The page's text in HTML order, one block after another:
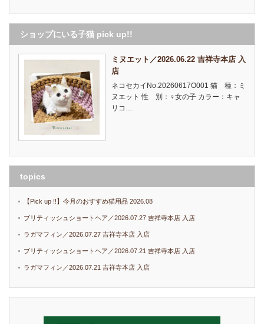
ショップにいる子猫 pick up!!
ミヌエット／2026.06.22 吉祥寺本店 入
店
ネコセカイNo.20260617O001 猫 種：ミ
ヌエット 性 別：♀女の子 カラー：キャ
リコ…
topics
【Pick up !!】今月のおすすめ猫用品 2026.08
ブリティッシュショートヘア／2026.07.27 吉祥寺本店 入店
ラガマフィン／2026.07.27 吉祥寺本店 入店
ブリティッシュショートヘア／2026.07.21 吉祥寺本店 入店
ラガマフィン／2026.07.21 吉祥寺本店 入店